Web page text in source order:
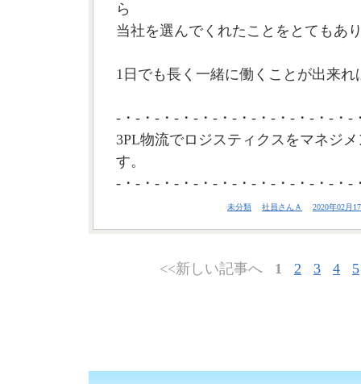
ら
当社を選んでくれたことをとてもあ
1日でも長く一緒に働くことが出来
-・-・-・-・-・-・-・-・-・-・-・-・-
3PL物流でロジスティクスをマネジ
す。
-・-・-・-・-・-・-・-・-・-・-・-・-
未分類 社員さんＡ 2020年02月
<<新しい記事へ 1 2 3 4 5